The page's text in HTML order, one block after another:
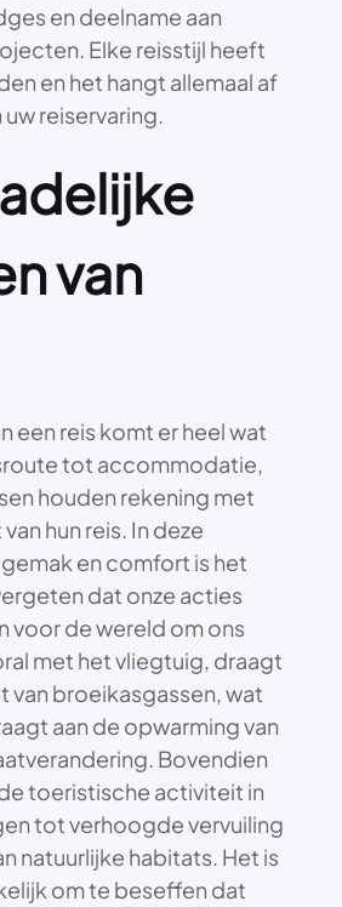
en deelname aan
Elke reisstijl heeft
en het hangt allemaal af
uw reiservaring.
van
een reis komt er heel wat
tot accommodatie,
houden rekening met
hun reis. In deze
en comfort is het
dat onze acties
voor de wereld om ons
met het vliegtuig, draagt
van broeikasgassen, wat
aan de opwarming van
Bovendien
toeristische activiteit in
tot verhoogde vervuiling
natuurlijke habitats. Het is
om te beseffen dat